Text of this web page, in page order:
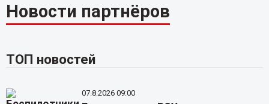
Новости партнёров
ТОП новостей
07.8.2026 09:00